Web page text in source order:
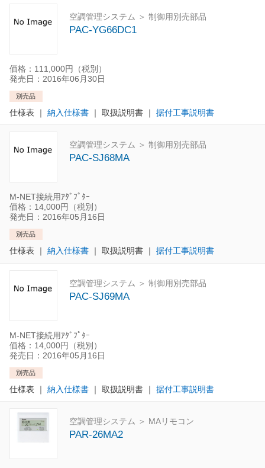
空調管理システム ＞ 制御用別売部品
PAC-YG66DC1
価格：111,000円（税別）
発売日：2016年06月30日
別売品
仕様表 ｜ 納入仕様書 ｜ 取扱説明書｜ 据付工事説明書
空調管理システム ＞ 制御用別売部品
PAC-SJ68MA
M-NET接続用ｱﾀﾞﾌﾟﾀｰ
価格：14,000円（税別）
発売日：2016年05月16日
別売品
仕様表 ｜ 納入仕様書 ｜ 取扱説明書｜ 据付工事説明書
空調管理システム ＞ 制御用別売部品
PAC-SJ69MA
M-NET接続用ｱﾀﾞﾌﾟﾀｰ
価格：14,000円（税別）
発売日：2016年05月16日
別売品
仕様表 ｜ 納入仕様書 ｜ 取扱説明書｜ 据付工事説明書
空調管理システム ＞ MAリモコン
PAR-26MA2